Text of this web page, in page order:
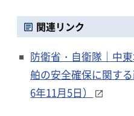
関連リンク
防衛省・自衛隊｜中
舶の安全確保に関す
6年11月5日）